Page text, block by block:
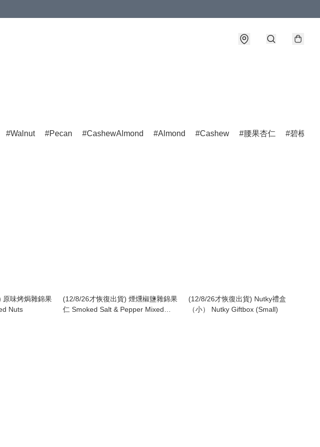
Walnut Pecan CashewAlmond Almond Cashew 腰果杏仁 碧根
原味烤焗雜錦果
Nuts
(12/8/26才恢復出貨) 煙燻椒鹽雜錦果
仁 Smoked Salt & Pepper Mixed
(12/8/26才恢復出貨) Nutky禮盒
（小） Nutky Giftbox (Small)